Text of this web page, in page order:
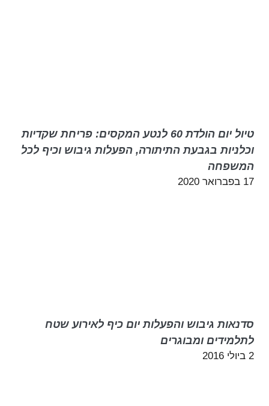
טיול יום הולדת 60 לנטע המקסים: פריחת שקדיות
וכלניות בגבעת התיתורה, הפעלות גיבוש וכיף לכל
המשפחה
17 בפברואר 2020
סדנאות גיבוש והפעלות יום כיף לאירוע שטח
לתלמידים ומבוגרים
2 ביולי 2016